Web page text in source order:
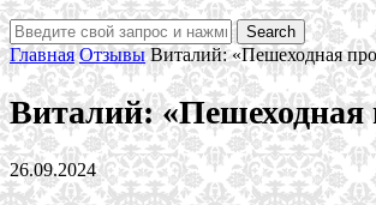
Главная Отзывы Виталий: «Пешеходная
Виталий: «Пешеходная
26.09.2024